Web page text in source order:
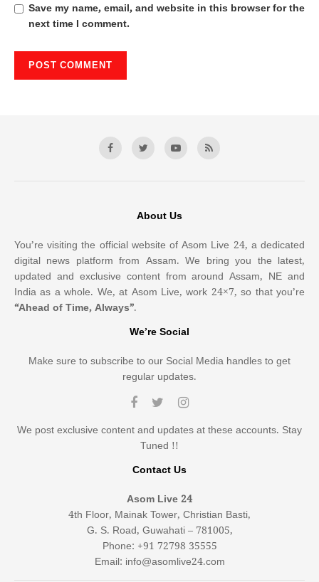
Save my name, email, and website in this browser for the
next time I comment.
About Us
You’re visiting the official website of Asom Live 24, a dedicated
digital news platform from Assam. We bring you the latest,
updated and exclusive content from around Assam, NE and
India as a whole. We, at Asom Live, work 24×7, so that you’re
“Ahead of Time, Always”.
We’re Social
Make sure to subscribe to our Social Media handles to get
regular updates.
We post exclusive content and updates at these accounts. Stay
Tuned !!
Contact Us
Asom Live 24
4th Floor, Mainak Tower, Christian Basti,
G. S. Road, Guwahati – 781005,
Phone: +91 72798 35555
Email: info@asomlive24.com